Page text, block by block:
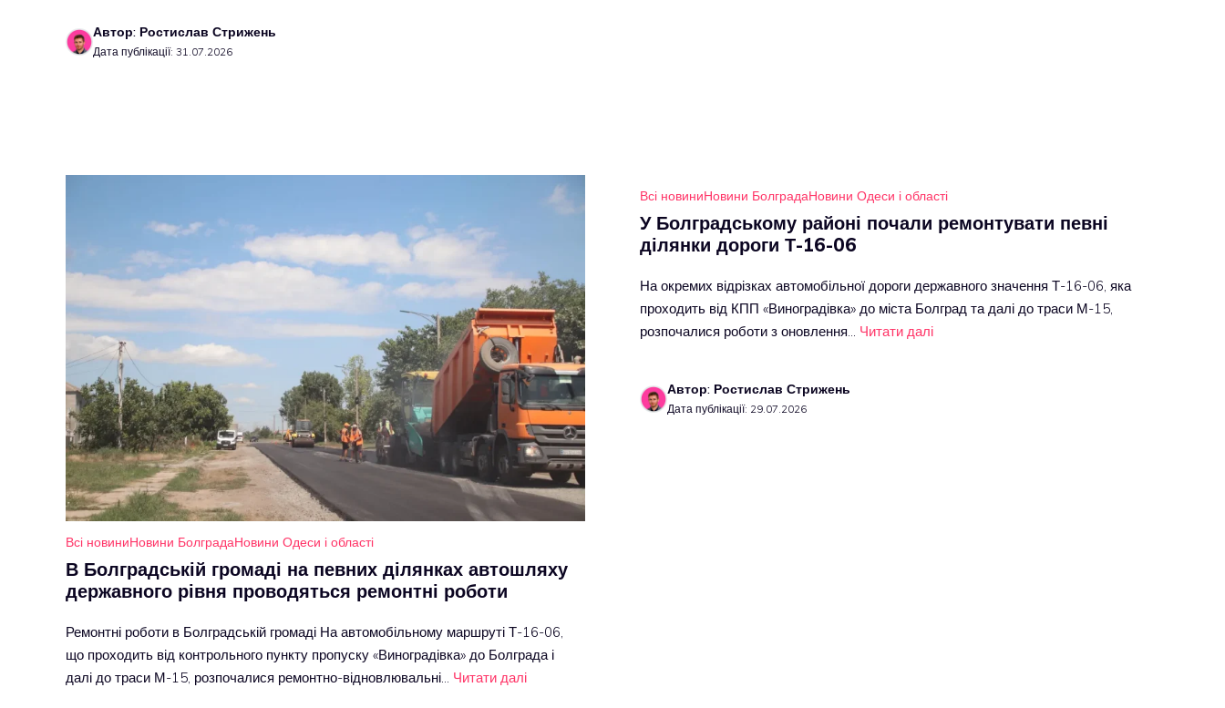
Автор: Ростислав Стрижень
Дата публікації: 31.07.2026
Всі новиниНовини БолградаНовини Одеси і області
В Болградській громаді на певних ділянках автошляху
державного рівня проводяться ремонтні роботи
Ремонтні роботи в Болградській громаді На автомобільному маршруті Т-16-06,
що проходить від контрольного пункту пропуску «Виноградівка» до Болграда і
далі до траси М-15, розпочалися ремонтно-відновлювальні… Читати далі
Всі новиниНовини БолградаНовини Одеси і області
У Болградському районі почали ремонтувати певні
ділянки дороги Т-16-06
На окремих відрізках автомобільної дороги державного значення Т-16-06, яка
проходить від КПП «Виноградівка» до міста Болград та далі до траси М-15,
розпочалися роботи з оновлення… Читати далі
Автор: Ростислав Стрижень
Дата публікації: 29.07.2026